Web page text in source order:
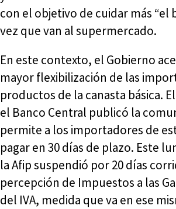
con el objetivo de cuidar más “el
vez que van al supermercado.
En este contexto, el Gobierno
mayor flexibilización de las
productos de la canasta básica.
el Banco Central publicó la
permite a los importadores de
pagar en 30 días de plazo. Este
la Afip suspendió por 20 días
percepción de Impuestos a las
del IVA, medida que va en ese